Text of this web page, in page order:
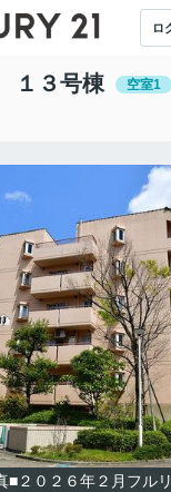
ロ
１３号棟 空室1
■２０２６年２月フル